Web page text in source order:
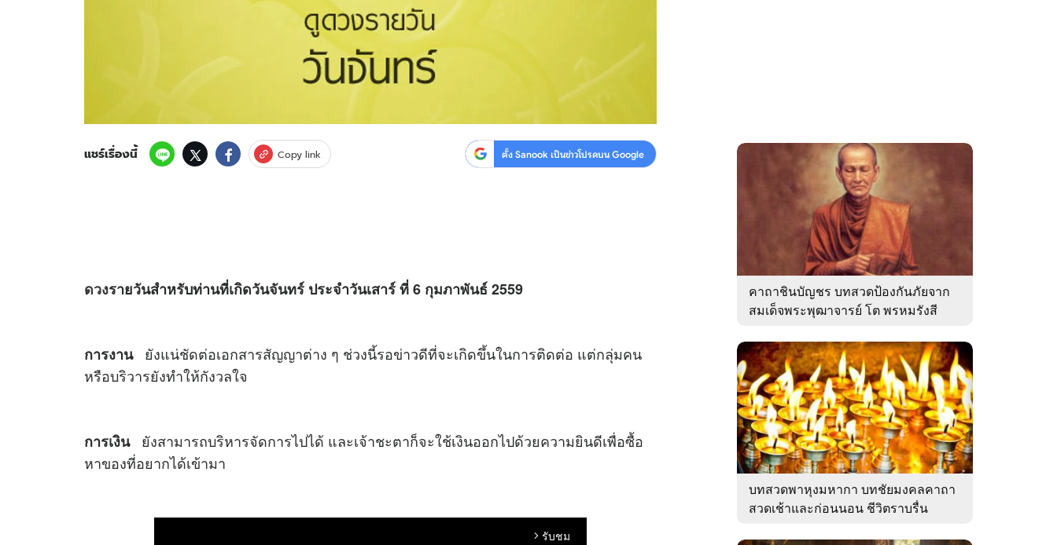
แชร์เรื่องนี้ Copy link ตั้ง Sanook เป็นข่าวโปรดบน Google
ดวงรายวันสำหรับท่านที่เกิดวันจันทร์ ประจำวันเสาร์ ที่ 6 กุมภาพันธ์ 2559
การงานยังแน่ชัดต่อเอกสารสัญญาต่าง ๆ ช่วงนี้รอข่าวดีที่จะเกิดขึ้นในการติดต่อ แต่กลุ่มคน
หรือบริวารยังทำให้กังวลใจ
การเงินยังสามารถบริหารจัดการไปได้ และเจ้าชะตาก็จะใช้เงินออกไปด้วยความยินดีเพื่อซื้อ
หาของที่อยากได้เข้ามา
arrow_forward_ios รับชม
คาถาชินบัญชร บทสวดป้องกันภัยจาก
สมเด็จพระพุฒาจารย์ โต พรหมรังสี
บทสวดพาหุงมหากา บทชัยมงคลคาถา
สวดเช้าและก่อนนอน ชีวิตราบรื่น